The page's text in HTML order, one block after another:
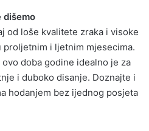
dišemo
od loše kvalitete zraka i visoke
proljetnim i ljetnim mjesecima.
doba godine idealno je za
i duboko disanje. Doznajte i
hodanjem bez ijednog posjeta